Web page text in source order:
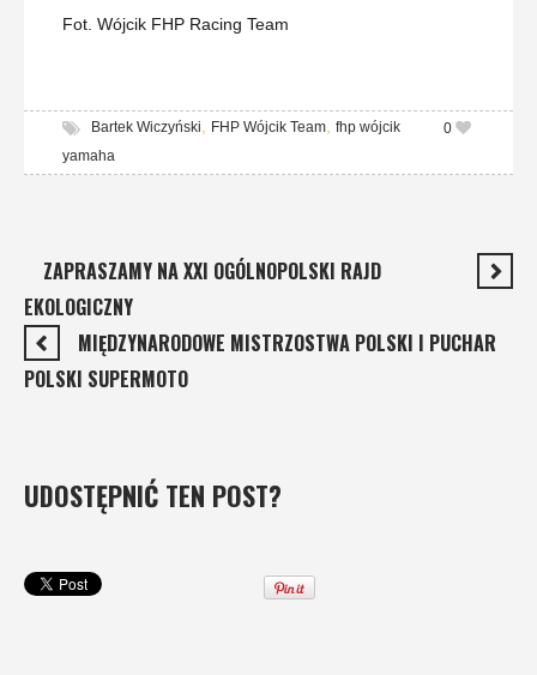
Fot. Wójcik FHP Racing Team
0
Bartek Wiczyński, FHP Wójcik Team, fhp wójcik
yamaha
ZAPRASZAMY NA XXI OGÓLNOPOLSKI RAJD
EKOLOGICZNY
MIĘDZYNARODOWE MISTRZOSTWA POLSKI I PUCHAR
POLSKI SUPERMOTO
UDOSTĘPNIĆ TEN POST?